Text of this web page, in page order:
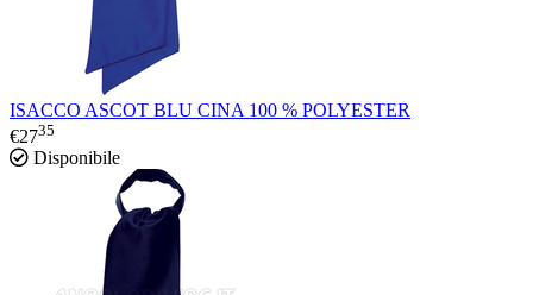
ISACCO ASCOT BLU CINA 100 % POLYESTER
€2735
Disponibile